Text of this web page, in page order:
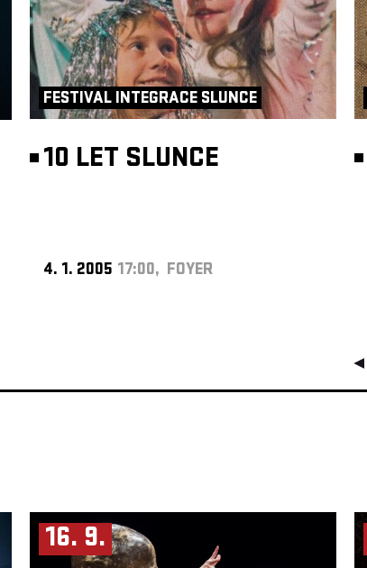
FESTIVAL INTEGRACE SLUNCE
10 LET SLUNCE
4. 1. 2005 17:00, FOYER
16. 9.